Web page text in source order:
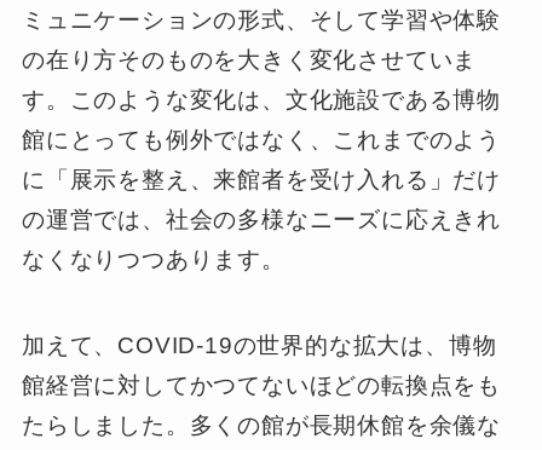
ミュニケーションの形式、そして学習や体験
の在り方そのものを大きく変化させていま
す。このような変化は、文化施設である博物
館にとっても例外ではなく、これまでのよう
に「展示を整え、来館者を受け入れる」だけ
の運営では、社会の多様なニーズに応えきれ
なくなりつつあります。
加えて、COVID-19の世界的な拡大は、博物
館経営に対してかつてないほどの転換点をも
たらしました。多くの館が長期休館を余儀な